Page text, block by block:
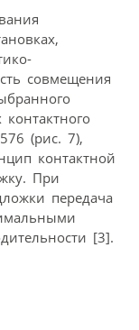
совмещения
(рис. 7),
контактной
При
передача
[3].